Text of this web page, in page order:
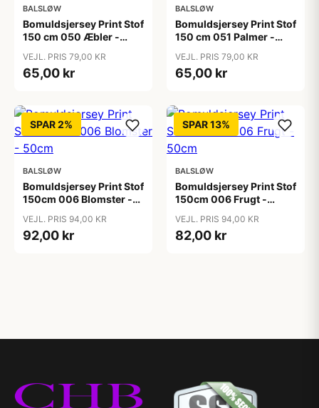
BALSLØW
Bomuldsjersey Print Stof
150 cm 050 Æbler -
VEJL. PRIS 79,00 KR
65,00 kr
BALSLØW
Bomuldsjersey Print Stof
150 cm 051 Palmer -
VEJL. PRIS 79,00 KR
65,00 kr
SPAR 2%
BALSLØW
Bomuldsjersey Print Stof
150cm 006 Blomster -
VEJL. PRIS 94,00 KR
92,00 kr
SPAR 13%
BALSLØW
Bomuldsjersey Print Stof
150cm 006 Frugt -
VEJL. PRIS 94,00 KR
82,00 kr